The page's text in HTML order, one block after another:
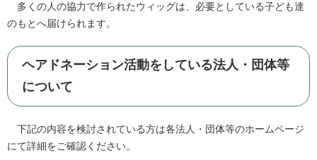
多くの人の協力で作られたウィッグは、必要としている子ども達
のもとへ届けられます。
ヘアドネーション活動をしている法人・団体等
について
下記の内容を検討されている方は各法人・団体等のホームページ
にて詳細をご確認ください。